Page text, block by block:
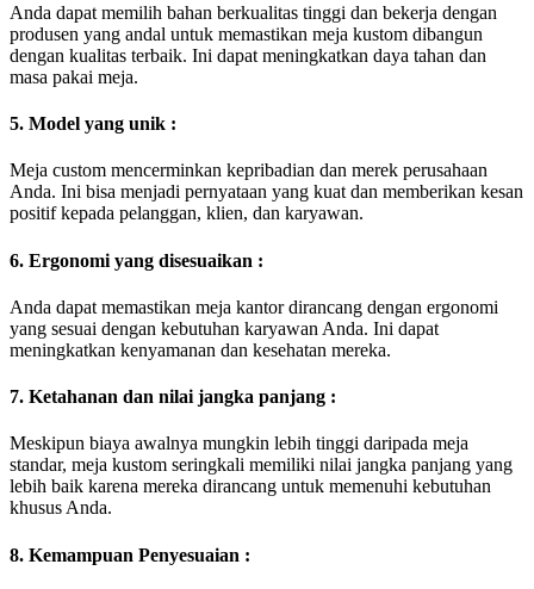
Anda dapat memilih bahan berkualitas tinggi dan bekerja dengan
produsen yang andal untuk memastikan meja kustom dibangun
dengan kualitas terbaik. Ini dapat meningkatkan daya tahan dan
masa pakai meja.
5. Model yang unik :
Meja custom mencerminkan kepribadian dan merek perusahaan
Anda. Ini bisa menjadi pernyataan yang kuat dan memberikan kesan
positif kepada pelanggan, klien, dan karyawan.
6. Ergonomi yang disesuaikan :
Anda dapat memastikan meja kantor dirancang dengan ergonomi
yang sesuai dengan kebutuhan karyawan Anda. Ini dapat
meningkatkan kenyamanan dan kesehatan mereka.
7. Ketahanan dan nilai jangka panjang :
Meskipun biaya awalnya mungkin lebih tinggi daripada meja
standar, meja kustom seringkali memiliki nilai jangka panjang yang
lebih baik karena mereka dirancang untuk memenuhi kebutuhan
khusus Anda.
8. Kemampuan Penyesuaian :